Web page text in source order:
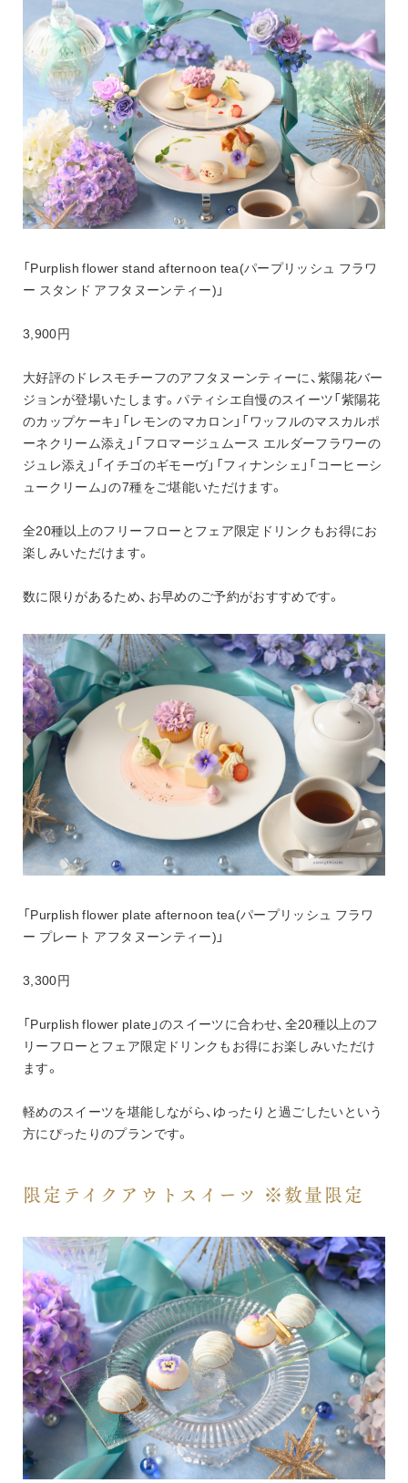
「Purplish flower stand afternoon tea(パープリッシュ フラワ
ー スタンド アフタヌーンティー)」
3,900円
大好評のドレスモチーフのアフタヌーンティーに、紫陽花バー
ジョンが登場いたします。パティシエ自慢のスイーツ「紫陽花
のカップケーキ」「レモンのマカロン」「ワッフルのマスカルポ
ーネクリーム添え」「フロマージュムース エルダーフラワーの
ジュレ添え」「イチゴのギモーヴ」「フィナンシェ」「コーヒーシ
ュークリーム」の7種をご堪能いただけます。
全20種以上のフリーフローとフェア限定ドリンクもお得にお
楽しみいただけます。
数に限りがあるため、お早めのご予約がおすすめです。
「Purplish flower plate afternoon tea(パープリッシュ フラワ
ー プレート アフタヌーンティー)」
3,300円
「Purplish flower plate」のスイーツに合わせ、全20種以上のフ
リーフローとフェア限定ドリンクもお得にお楽しみいただけ
ます。
軽めのスイーツを堪能しながら、ゆったりと過ごしたいという
方にぴったりのプランです。
限定テイクアウトスイーツ ※数量限定